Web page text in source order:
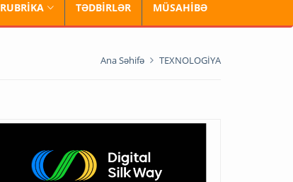
RUBRİKA TƏDBİRLƏR MÜSAHİBƏ
Ana Səhifə TEXNOLOGİYA